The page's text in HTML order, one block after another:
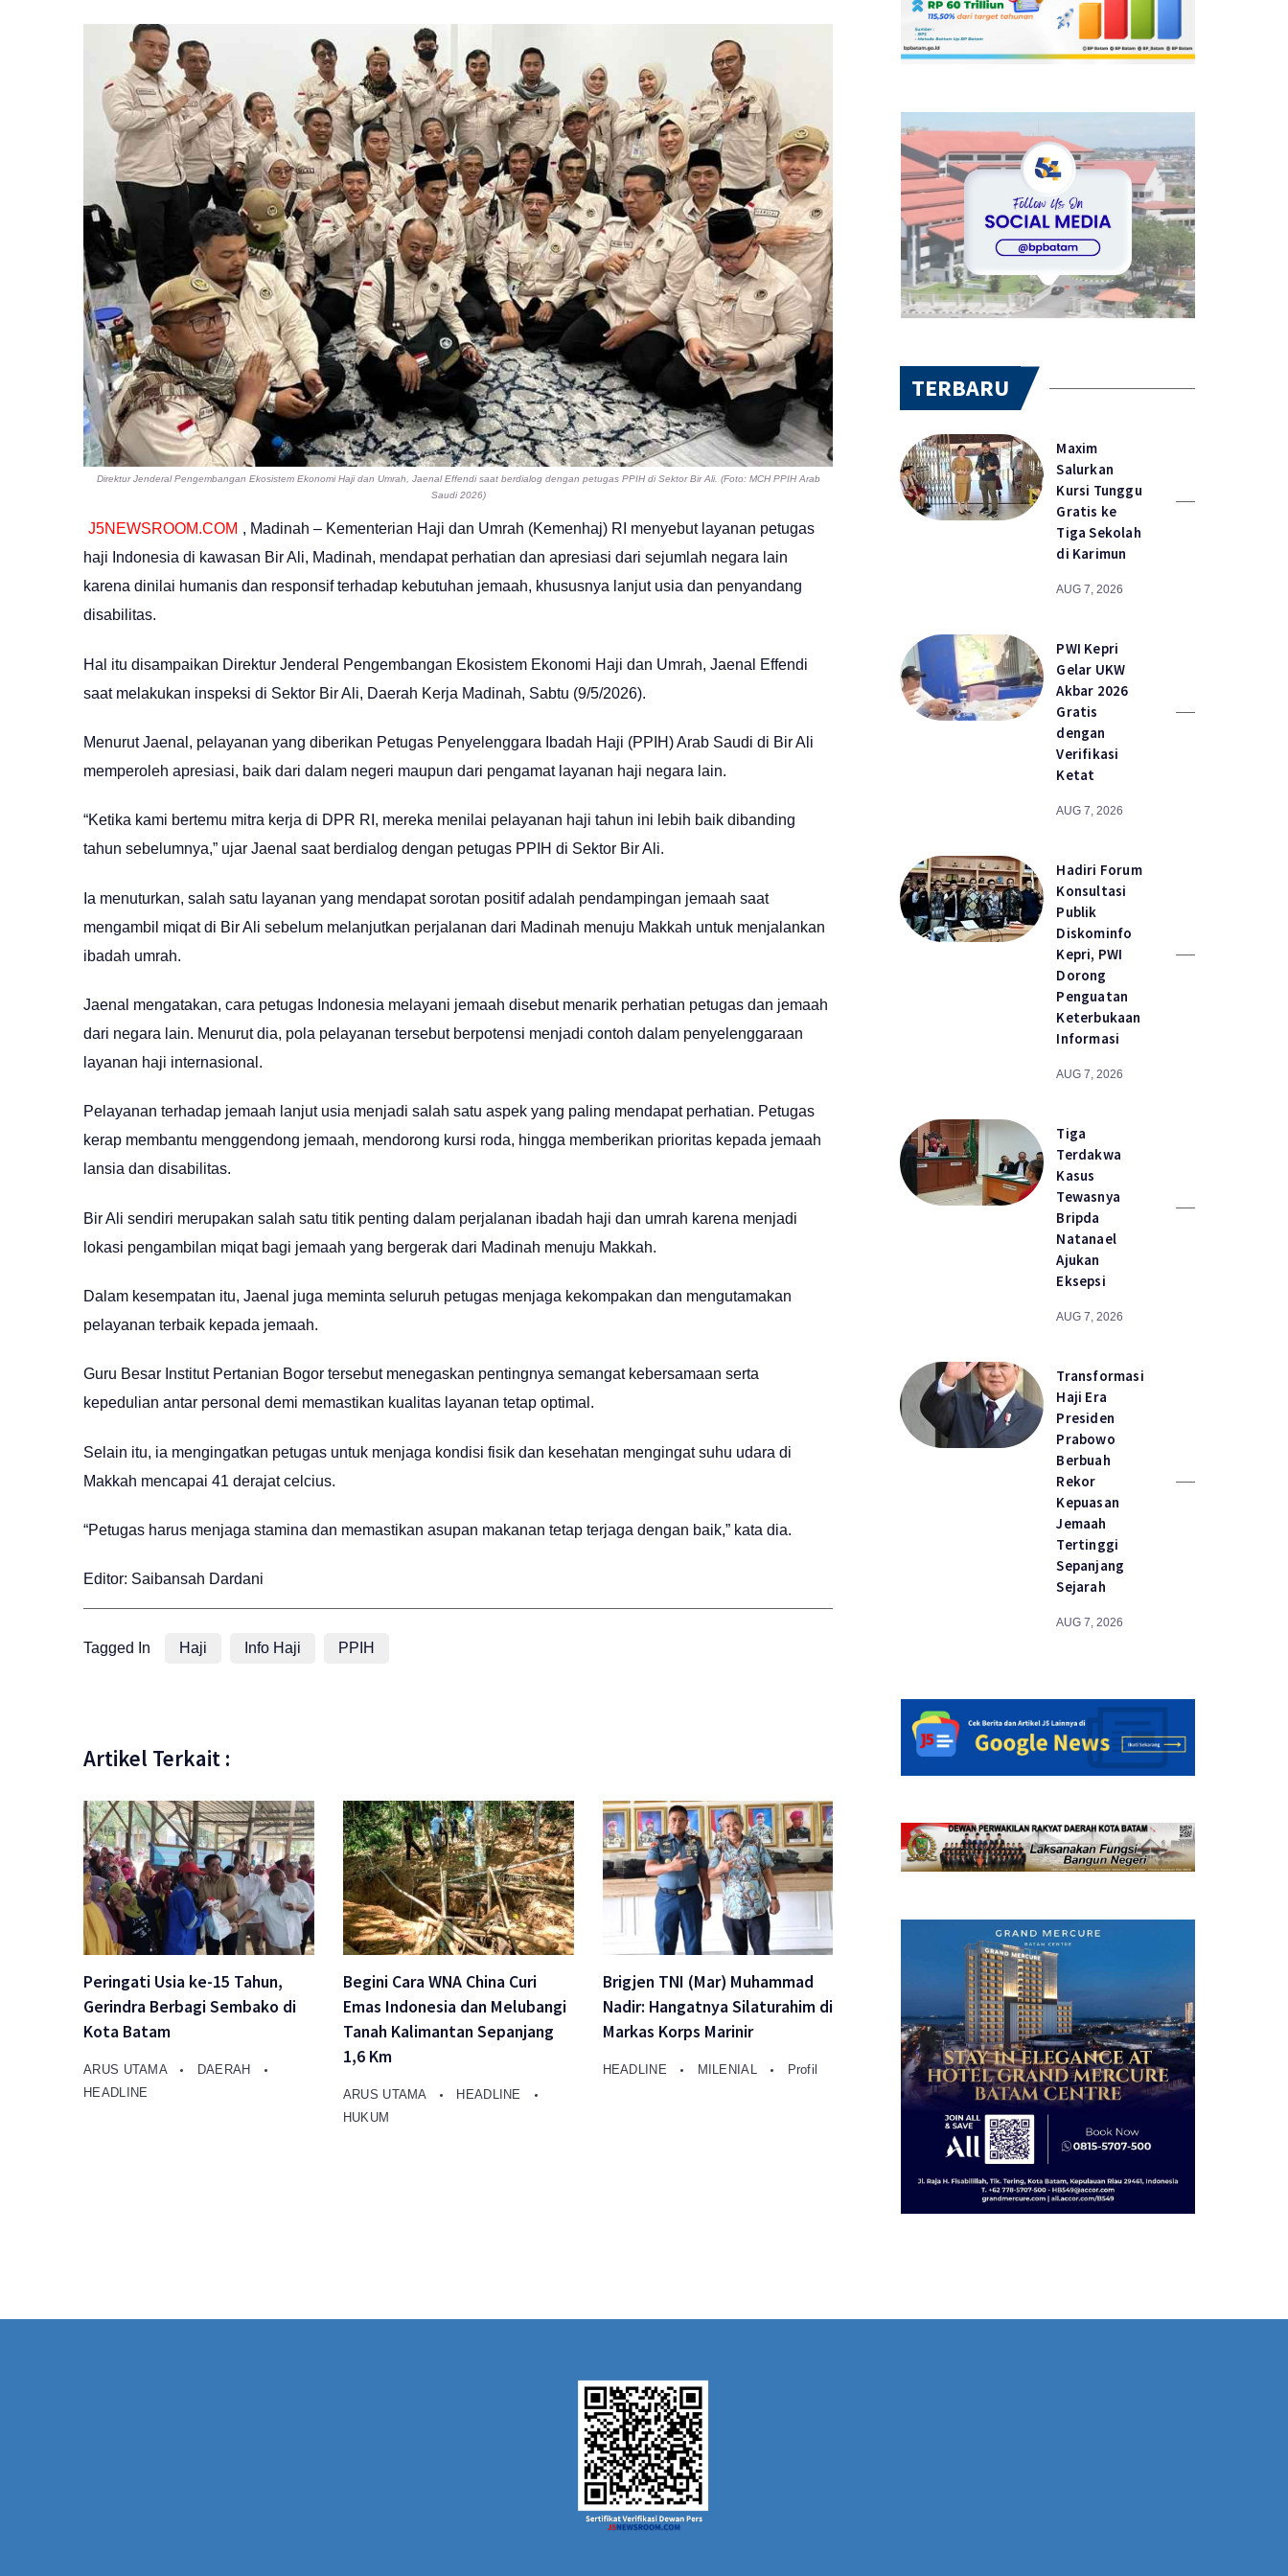
Direktur Jenderal Pengembangan Ekosistem Ekonomi Haji dan Umrah, Jaenal Effendi saat berdialog dengan petugas PPIH di Sektor Bir Ali. (Foto: MCH PPIH Arab
Saudi 2026)
J5NEWSROOM.COM , Madinah – Kementerian Haji dan Umrah (Kemenhaj) RI menyebut layanan petugas
haji Indonesia di kawasan Bir Ali, Madinah, mendapat perhatian dan apresiasi dari sejumlah negara lain
karena dinilai humanis dan responsif terhadap kebutuhan jemaah, khususnya lanjut usia dan penyandang
disabilitas.
Hal itu disampaikan Direktur Jenderal Pengembangan Ekosistem Ekonomi Haji dan Umrah, Jaenal Effendi
saat melakukan inspeksi di Sektor Bir Ali, Daerah Kerja Madinah, Sabtu (9/5/2026).
Menurut Jaenal, pelayanan yang diberikan Petugas Penyelenggara Ibadah Haji (PPIH) Arab Saudi di Bir Ali
memperoleh apresiasi, baik dari dalam negeri maupun dari pengamat layanan haji negara lain.
“Ketika kami bertemu mitra kerja di DPR RI, mereka menilai pelayanan haji tahun ini lebih baik dibanding
tahun sebelumnya,” ujar Jaenal saat berdialog dengan petugas PPIH di Sektor Bir Ali.
Ia menuturkan, salah satu layanan yang mendapat sorotan positif adalah pendampingan jemaah saat
mengambil miqat di Bir Ali sebelum melanjutkan perjalanan dari Madinah menuju Makkah untuk menjalankan
ibadah umrah.
Jaenal mengatakan, cara petugas Indonesia melayani jemaah disebut menarik perhatian petugas dan jemaah
dari negara lain. Menurut dia, pola pelayanan tersebut berpotensi menjadi contoh dalam penyelenggaraan
layanan haji internasional.
Pelayanan terhadap jemaah lanjut usia menjadi salah satu aspek yang paling mendapat perhatian. Petugas
kerap membantu menggendong jemaah, mendorong kursi roda, hingga memberikan prioritas kepada jemaah
lansia dan disabilitas.
Bir Ali sendiri merupakan salah satu titik penting dalam perjalanan ibadah haji dan umrah karena menjadi
lokasi pengambilan miqat bagi jemaah yang bergerak dari Madinah menuju Makkah.
Dalam kesempatan itu, Jaenal juga meminta seluruh petugas menjaga kekompakan dan mengutamakan
pelayanan terbaik kepada jemaah.
Guru Besar Institut Pertanian Bogor tersebut menegaskan pentingnya semangat kebersamaan serta
kepedulian antar personal demi memastikan kualitas layanan tetap optimal.
Selain itu, ia mengingatkan petugas untuk menjaga kondisi fisik dan kesehatan mengingat suhu udara di
Makkah mencapai 41 derajat celcius.
“Petugas harus menjaga stamina dan memastikan asupan makanan tetap terjaga dengan baik,” kata dia.
Editor: Saibansah Dardani
Tagged In Haji Info Haji PPIH
Artikel Terkait :
Peringati Usia ke-15 Tahun,
Gerindra Berbagi Sembako di
Kota Batam
ARUS UTAMA
DAERAH
HEADLINE
Begini Cara WNA China Curi
Emas Indonesia dan Melubangi
Tanah Kalimantan Sepanjang
1,6 Km
ARUS UTAMA
HEADLINE
HUKUM
Brigjen TNI (Mar) Muhammad
Nadir: Hangatnya Silaturahim di
Markas Korps Marinir
HEADLINE MILENIAL Profil
TERBARU
Maxim
Salurkan
Kursi Tunggu
Gratis ke
Tiga Sekolah
di Karimun
AUG 7, 2026
PWI Kepri
Gelar UKW
Akbar 2026
Gratis
dengan
Verifikasi
Ketat
AUG 7, 2026
Hadiri Forum
Konsultasi
Publik
Diskominfo
Kepri, PWI
Dorong
Penguatan
Keterbukaan
Informasi
AUG 7, 2026
Tiga
Terdakwa
Kasus
Tewasnya
Bripda
Natanael
Ajukan
Eksepsi
AUG 7, 2026
Transformasi
Haji Era
Presiden
Prabowo
Berbuah
Rekor
Kepuasan
Jemaah
Tertinggi
Sepanjang
Sejarah
AUG 7, 2026